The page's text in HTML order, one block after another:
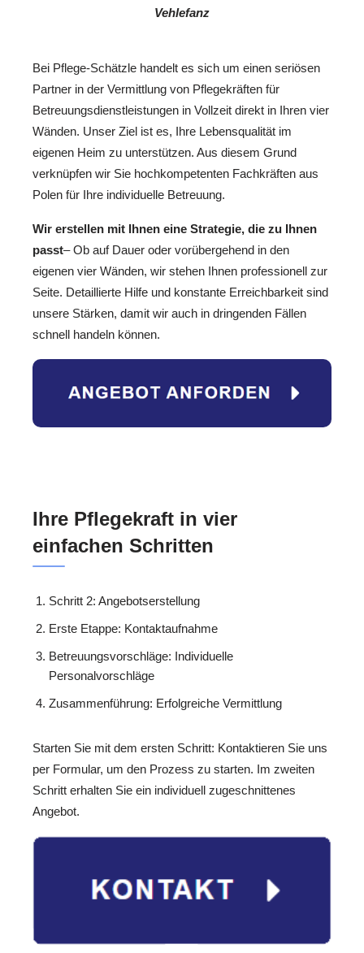
Vehlefanz
Bei Pflege-Schätzle handelt es sich um einen seriösen
Partner in der Vermittlung von Pflegekräften für
Betreuungsdienstleistungen in Vollzeit direkt in Ihren vier
Wänden. Unser Ziel ist es, Ihre Lebensqualität im
eigenen Heim zu unterstützen. Aus diesem Grund
verknüpfen wir Sie hochkompetenten Fachkräften aus
Polen für Ihre individuelle Betreuung.
Wir erstellen mit Ihnen eine Strategie, die zu Ihnen
passt– Ob auf Dauer oder vorübergehend in den
eigenen vier Wänden, wir stehen Ihnen professionell zur
Seite. Detaillierte Hilfe und konstante Erreichbarkeit sind
unsere Stärken, damit wir auch in dringenden Fällen
schnell handeln können.
Ihre Pflegekraft in vier
einfachen Schritten
Schritt 2: Angebotserstellung
Erste Etappe: Kontaktaufnahme
Betreuungsvorschläge: Individuelle
Personalvorschläge
Zusammenführung: Erfolgreiche Vermittlung
Starten Sie mit dem ersten Schritt: Kontaktieren Sie uns
per Formular, um den Prozess zu starten. Im zweiten
Schritt erhalten Sie ein individuell zugeschnittenes
Angebot.